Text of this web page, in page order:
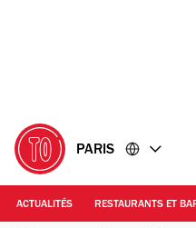
PARIS
ACTUALITÉS RESTAURANTS ET